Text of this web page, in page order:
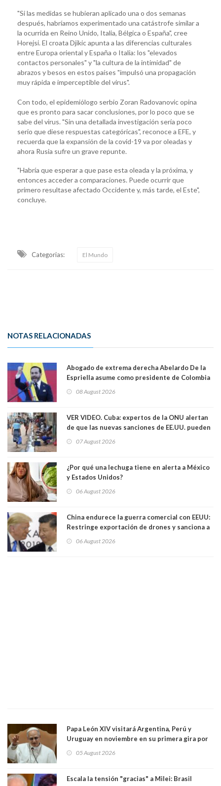
"Si las medidas se hubieran aplicado una o dos semanas
después, habríamos experimentado una catástrofe similar a
la ocurrida en Reino Unido, Italia, Bélgica o España", cree
Horejsi. El croata Djikic apunta a las diferencias culturales
entre Europa oriental y España o Italia: los "elevados
contactos personales" y "la cultura de la intimidad" de
abrazos y besos en estos países "impulsó una propagación
muy rápida e imperceptible del virus".
Con todo, el epidemiólogo serbio Zoran Radovanovic opina
que es pronto para sacar conclusiones, por lo poco que se
sabe del virus. "Sin una detallada investigación sería poco
serio que diese respuestas categóricas", reconoce a EFE, y
recuerda que la expansión de la covid-19 va por oleadas y
ahora Rusia sufre un grave repunte.
"Habría que esperar a que pase esta oleada y la próxima, y
entonces acceder a comparaciones. Puede ocurrir que
primero resultase afectado Occidente y, más tarde, el Este",
concluye.
Categorias: El Mundo
NOTAS RELACIONADAS
Abogado de extrema derecha Abelardo De la
Espriella asume como presidente de Colombia
08 August 2026
VER VIDEO. Cuba: expertos de la ONU alertan
de que las nuevas sanciones de EE.UU. pueden
07 August 2026
¿Por qué una lechuga tiene en alerta a México
y Estados Unidos?
06 August 2026
China endurece la guerra comercial con EEUU:
Restringe exportación de drones y sanciona a
06 August 2026
Papa León XIV visitará Argentina, Perú y
Uruguay en noviembre en su primera gira por
05 August 2026
Escala la tensión "gracias" a Milei: Brasil